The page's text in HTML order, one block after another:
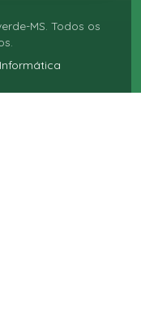
MS. Todos os